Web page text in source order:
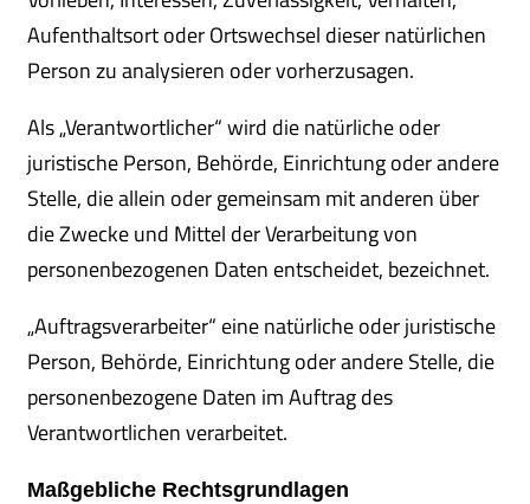
Aufenthaltsort oder Ortswechsel dieser natürlichen
Person zu analysieren oder vorherzusagen.
Als „Verantwortlicher“ wird die natürliche oder
juristische Person, Behörde, Einrichtung oder andere
Stelle, die allein oder gemeinsam mit anderen über
die Zwecke und Mittel der Verarbeitung von
personenbezogenen Daten entscheidet, bezeichnet.
„Auftragsverarbeiter“ eine natürliche oder juristische
Person, Behörde, Einrichtung oder andere Stelle, die
personenbezogene Daten im Auftrag des
Verantwortlichen verarbeitet.
Maßgebliche Rechtsgrundlagen